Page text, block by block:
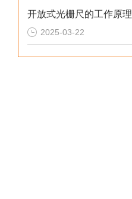
开放式光栅尺的工作原理
2025-03-22